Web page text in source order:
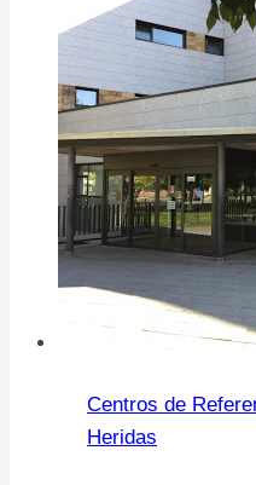
Centros de
Heridas